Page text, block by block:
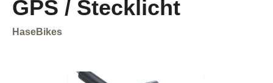
GPS / Stecklicht
HaseBikes
Bildergalerie überspringen